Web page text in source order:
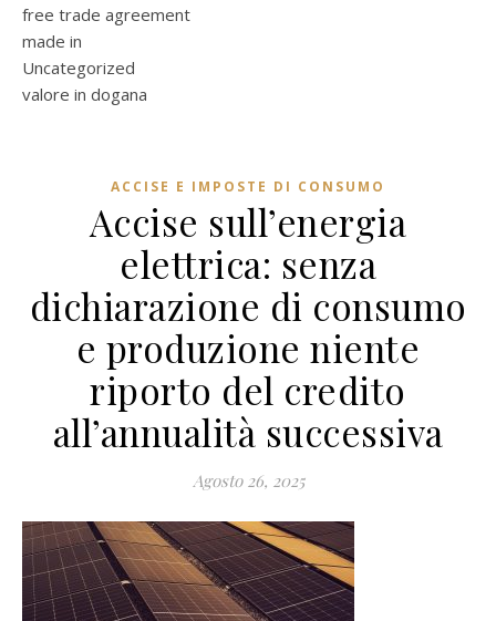
free trade agreement
made in
Uncategorized
valore in dogana
ACCISE E IMPOSTE DI CONSUMO
Accise sull’energia
elettrica: senza
dichiarazione di consumo
e produzione niente
riporto del credito
all’annualità successiva
Agosto 26, 2025